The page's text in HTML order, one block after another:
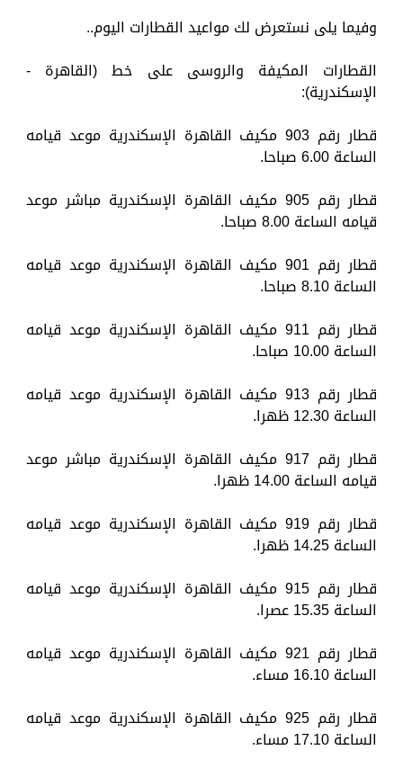
وفيما يلى نستعرض لك مواعيد القطارات اليوم..
القطارات المكيفة والروسى على خط (القاهرة -
الإسكندرية):
قطار رقم 903 مكيف القاهرة الإسكندرية موعد قيامه
الساعة 6.00 صباحا.
قطار رقم 905 مكيف القاهرة الإسكندرية مباشر موعد
قيامه الساعة 8.00 صباحا.
قطار رقم 901 مكيف القاهرة الإسكندرية موعد قيامه
الساعة 8.10 صباحا.
قطار رقم 911 مكيف القاهرة الإسكندرية موعد قيامه
الساعة 10.00 صباحا.
قطار رقم 913 مكيف القاهرة الإسكندرية موعد قيامه
الساعة 12.30 ظهرا.
قطار رقم 917 مكيف القاهرة الإسكندرية مباشر موعد
قيامه الساعة 14.00 ظهرا.
قطار رقم 919 مكيف القاهرة الإسكندرية موعد قيامه
الساعة 14.25 ظهرا.
قطار رقم 915 مكيف القاهرة الإسكندرية موعد قيامه
الساعة 15.35 عصرا.
قطار رقم 921 مكيف القاهرة الإسكندرية موعد قيامه
الساعة 16.10 مساء.
قطار رقم 925 مكيف القاهرة الإسكندرية موعد قيامه
الساعة 17.10 مساء.